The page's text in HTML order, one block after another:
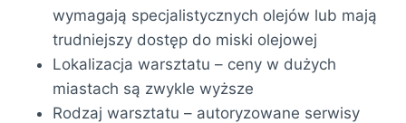
wymagają specjalistycznych olejów lub mają
trudniejszy dostęp do miski olejowej
Lokalizacja warsztatu – ceny w dużych
miastach są zwykle wyższe
Rodzaj warsztatu – autoryzowane serwisy